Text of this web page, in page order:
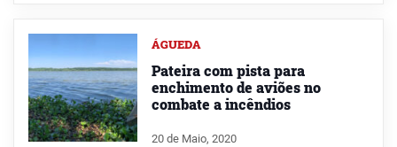
ÁGUEDA
Pateira com pista para
enchimento de aviões no
combate a incêndios
20 de Maio, 2020